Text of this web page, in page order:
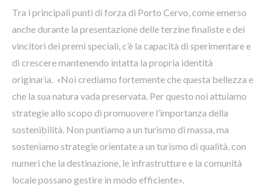
Tra i principali punti di forza di Porto Cervo, come emerso
anche durante la presentazione delle terzine finaliste e dei
vincitori dei premi speciali, c’è la capacità di sperimentare e
di crescere mantenendo intatta la propria identità
originaria. «Noi crediamo fortemente che questa bellezza e
che la sua natura vada preservata. Per questo noi attuiamo
strategie allo scopo di promuovere l’importanza della
sostenibilità. Non puntiamo a un turismo di massa, ma
sosteniamo strategie orientate a un turismo di qualità, con
numeri che la destinazione, le infrastrutture e la comunità
locale possano gestire in modo efficiente».